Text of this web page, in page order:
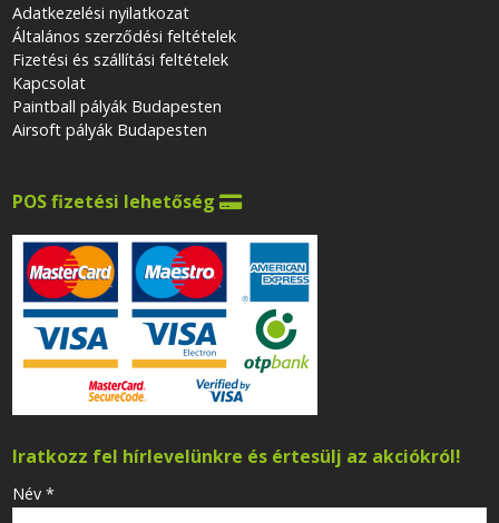
Adatkezelési nyilatkozat
Általános szerződési feltételek
Fizetési és szállítási feltételek
Kapcsolat
Paintball pályák Budapesten
Airsoft pályák Budapesten
POS fizetési lehetőség 
Iratkozz fel hírlevelünkre és értesülj az akciókról!
-Név *